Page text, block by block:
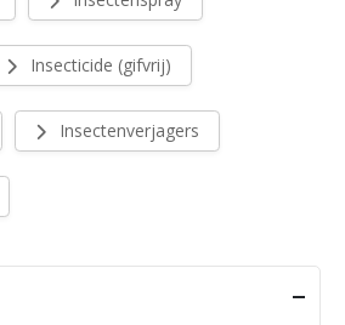
Insecticide (gifvrij)
Insectenverjagers